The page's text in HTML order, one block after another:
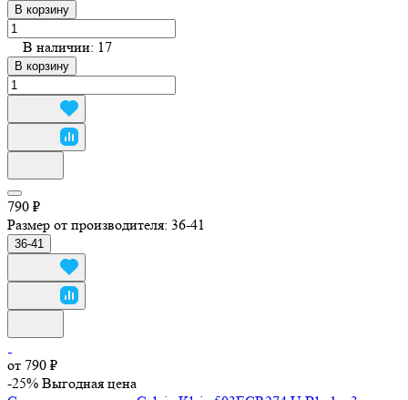
В корзину
В наличии: 17
В корзину
790 ₽
Размер от производителя: 36-41
36-41
от 790 ₽
-25% Выгодная цена